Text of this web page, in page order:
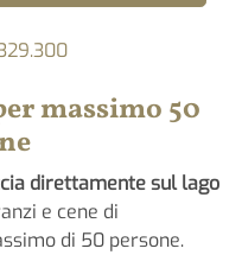
massimo 50
direttamente sul lago
e cene di
di 50 persone.